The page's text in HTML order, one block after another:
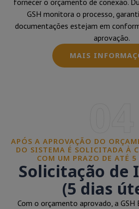
fornecer o orçamento de conexão.
GSH monitora o processo,
documentações estejam em
aprovação.
MAIS
APÓS A APROVAÇÃO DO
DO SISTEMA É SOLICITADA À
COM UM PRAZO DE ATÉ
Solicitação de
(5 dias
Com o orçamento aprovado, a GSH